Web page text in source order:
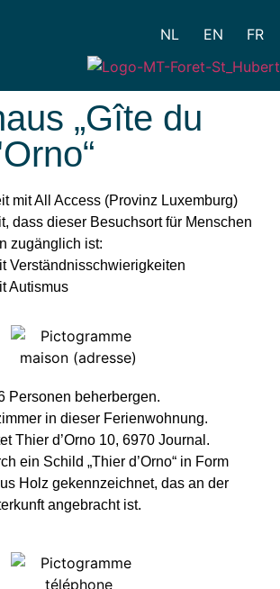
NL EN FR
„Gîte du
mit All Access (Provinz Luxemburg)
dass dieser Besuchsort für Menschen
zugänglich ist:
Verständnisschwierigkeiten
Autismus
Personen beherbergen.
in dieser Ferienwohnung.
Thier d’Orno 10, 6970 Journal.
ein Schild „Thier d’Orno“ in Form
Holz gekennzeichnet, das an der
angebracht ist.